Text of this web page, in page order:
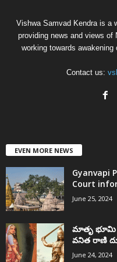
Vishwa Samvad Kendra is a
providing news and views of
working towards
Contact us:
EVEN MORE NEWS
Gyanvapi
Court
June 25, 2024
మాతృ భూమి
వనిత రాణి
June 24, 2024